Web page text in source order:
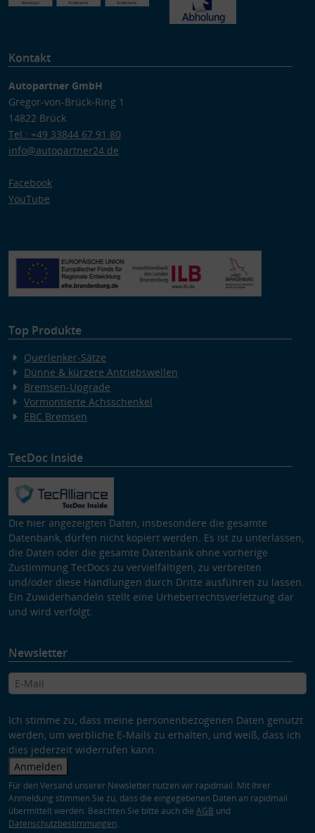
Kontakt
Autopartner GmbH
Gregor-von-Brück-Ring 1
14822 Brück
Tel.: +49 33844 67 91 80
info@autopartner24.de
Facebook
YouTube
Top Produkte
Querlenker-Sätze
Dünne & kürzere Antriebswellen
Bremsen-Upgrade
Vormontierte Achsschenkel
EBC Bremsen
TecDoc Inside
Die hier angezeigten Daten, insbesondere die gesamte
Datenbank, dürfen nicht kopiert werden. Es ist zu unterlassen,
die Daten oder die gesamte Datenbank ohne vorherige
Zustimmung TecDocs zu vervielfältigen, zu verbreiten
und/oder diese Handlungen durch Dritte ausführen zu lassen.
Ein Zuwiderhandeln stellt eine Urheberrechtsverletzung dar
und wird verfolgt.
Newsletter
Ich stimme zu, dass meine personenbezogenen Daten genutzt
werden, um werbliche E-Mails zu erhalten, und weiß, dass ich
dies jederzeit widerrufen kann.
Anmelden
Für den Versand unserer Newsletter nutzen wir rapidmail. Mit Ihrer
Anmeldung stimmen Sie zu, dass die eingegebenen Daten an rapidmail
übermittelt werden. Beachten Sie bitte auch die AGB und
Datenschutzbestimmungen.